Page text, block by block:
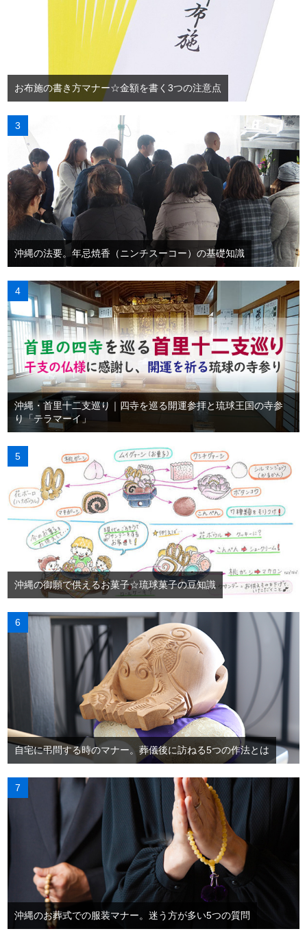
お布施の書き方マナー☆金額を書く3つの注意点
沖縄の法要。年忌焼香（ニンチスーコー）の基礎知識
沖縄・首里十二支巡り｜四寺を巡る開運参拝と琉球王国の寺参
り「テラマーイ」
沖縄の御願で供えるお菓子☆琉球菓子の豆知識
自宅に弔問する時のマナー。葬儀後に訪ねる5つの作法とは
沖縄のお葬式での服装マナー。迷う方が多い5つの質問